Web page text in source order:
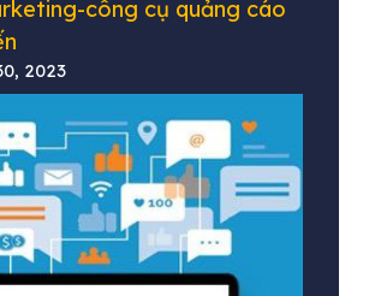
công cụ quảng cáo
2023